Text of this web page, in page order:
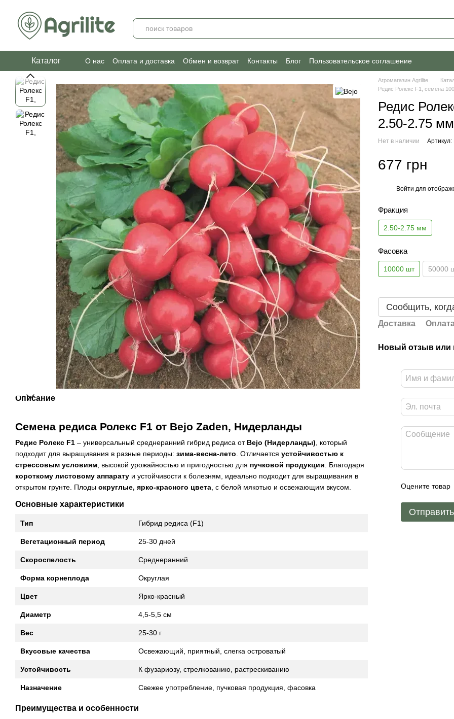
Каталог О нас Оплата и доставка Обмен и возврат Контакты Блог Пользовательское соглашение
Описание
Семена редиса Ролекс F1 от Bejo Zaden, Нидерланды
Редис Ролекс F1 – универсальный среднеранний гибрид редиса от Bejo (Нидерланды) , который
подходит для выращивания в разные периоды: зима-весна-лето . Отличается устойчивостью к
стрессовым условиям , высокой урожайностью и пригодностью для пучковой продукции . Благодаря
короткому листовому аппарату и устойчивости к болезням, идеально подходит для выращивания в
открытом грунте. Плоды округлые, ярко-красного цвета , с белой мякотью и освежающим вкусом.
Основные характеристики
Тип Гибрид редиса (F1)
Вегетационный период 25-30 дней
Скороспелость Среднеранний
Форма корнеплода Округлая
Цвет Ярко-красный
Диаметр 4,5-5,5 см
Вес 25-30 г
Вкусовые качества Освежающий, приятный, слегка островатый
Устойчивость К фузариозу, стрелкованию, растрескиванию
Назначение Свежее употребление, пучковая продукция, фасовка
Преимущества и особенности
Агромагазин Agrilite
Редис Ролекс F1, семена
Редис
2.50-2.75
Нет в наличии
677 грн
Войти для
Фракция
2.50-2.75 мм
Фасовка
10000 шт 50000
Сообщить,
Доставка
Новый отзыв или
Оцените товар
Отправить